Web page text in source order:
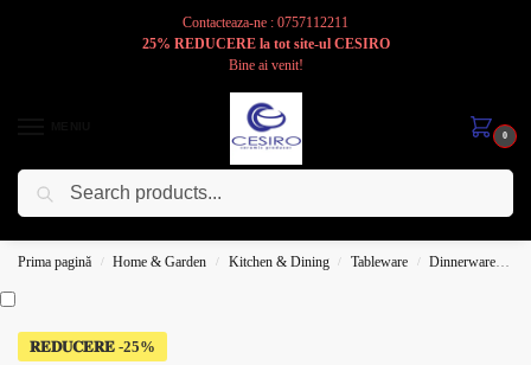
Contacteaza-ne : 0757112211
25% REDUCERE la tot site-ul CESIRO
Bine ai venit!
0
Cesiro
Prima pagină / Home & Garden / Kitchen & Dining / Tableware / Dinnerware
𝐑𝐄𝐃𝐔𝐂𝐄𝐑𝐄